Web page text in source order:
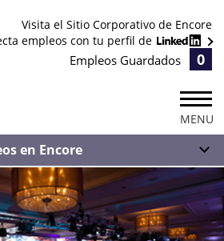
Visita el Sitio Corporativo de Encore
empleos con tu perfil de
Empleos Guardados 0
MENU
en Encore